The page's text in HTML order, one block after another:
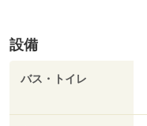
設備
バス・トイレ